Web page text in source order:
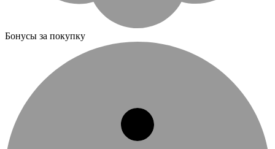
Бонусы за покупку